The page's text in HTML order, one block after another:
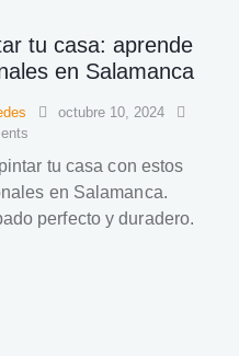
tu casa: aprende
en Salamanca
octubre 10, 2024
tu casa con estos
en Salamanca.
perfecto y duradero.